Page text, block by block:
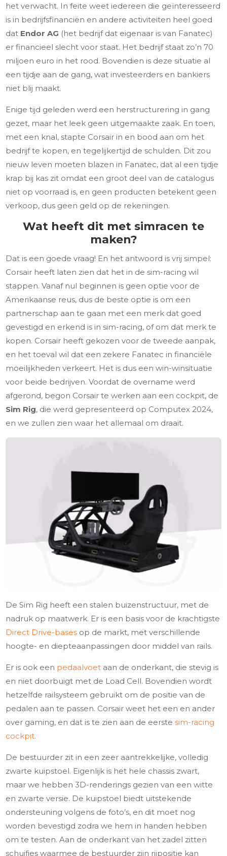
het verwacht. In feite weet iedereen die geïnteresseerd
is in bedrijfsfinanciën en andere activiteiten heel goed
dat Endor AG (het bedrijf dat eigenaar is van Fanatec)
er financieel slecht voor staat. Het bedrijf staat zo’n 70
miljoen euro in het rood. Bovendien is deze situatie al
een tijdje aan de gang, wat investeerders en bankiers
niet blij maakt.
Enige tijd geleden werd een herstructurering in gang
gezet, maar het leek geen uitgemaakte zaak. En toen,
met een knal, stapte Corsair in en bood aan om het
bedrijf te kopen, en tegelijkertijd de schulden. Dit zou
nieuw leven moeten blazen in Fanatec, dat al een tijdje
krap bij kas zit omdat een groot deel van de catalogus
niet op voorraad is, en geen producten betekent geen
verkoop, dus geen geld op de rekeningen.
Wat heeft dit met simracen te
maken?
Dat is een goede vraag! En het antwoord is vrij simpel:
Corsair heeft laten zien dat het in de sim-racing wil
stappen. Vanaf nul beginnen is geen optie voor de
Amerikaanse reus, dus de beste optie is om een
partnerschap aan te gaan met een merk dat goed
gevestigd en erkend is in sim-racing, of om dat merk te
kopen. Corsair heeft gekozen voor de tweede aanpak,
en het toeval wil dat een zekere Fanatec in financiële
moeilijkheden verkeert. Het is dus een win-winsituatie
voor beide bedrijven. Voordat de overname werd
afgerond, begon Corsair te werken aan een cockpit, de
Sim Rig, die werd gepresenteerd op Computex 2024,
en we zullen zien waar het allemaal om draait.
De Sim Rig heeft een stalen buizenstructuur, met de
nadruk op maatwerk. Er is een basis voor de krachtigste
Direct Drive-bases op de markt, met verschillende
hoogte- en diepteaanpassingen door middel van rails.
Er is ook een pedaalvoet aan de onderkant, die stevig is
en niet doorbuigt met de Load Cell. Bovendien wordt
hetzelfde railsysteem gebruikt om de positie van de
pedalen aan te passen. Corsair weet het een en ander
over gaming, en dat is te zien aan de eerstesim-racing
cockpit.
De bestuurder zit in een zeer aantrekkelijke, volledig
zwarte kuipstoel. Eigenlijk is het hele chassis zwart,
maar we hebben 3D-renderings gezien van een witte
en zwarte versie. De kuipstoel biedt uitstekende
ondersteuning volgens de foto’s, en dit moet nog
worden bevestigd zodra we hem in handen hebben
om te testen. Aan de onderkant van het zadel zitten
schuifjes waarmee de bestuurder zijn rijpositie kan